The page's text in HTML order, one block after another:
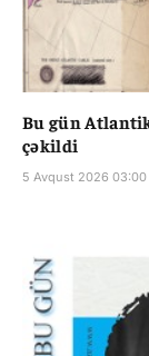
Bu gün
çəkildi
5 Avqust 2026 03:00